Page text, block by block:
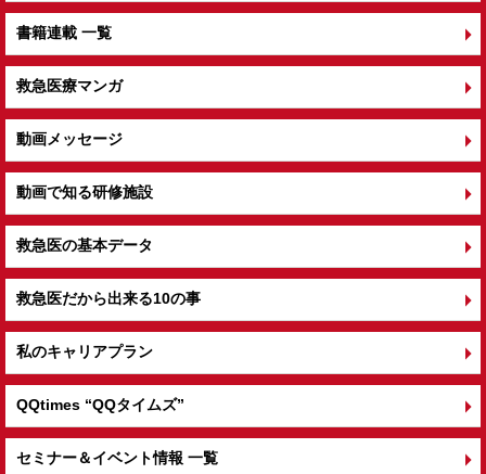
書籍連載 一覧
救急医療マンガ
動画メッセージ
動画で知る研修施設
救急医の基本データ
救急医だから出来る10の事
私のキャリアプラン
QQtimes “QQタイムズ”
セミナー＆イベント情報 一覧